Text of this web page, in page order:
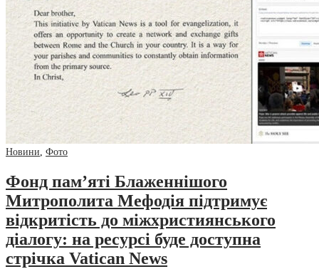
Новини, Фото
Фонд пам’яті Блаженнішого
Митрополита Мефодія підтримує
відкритість до міжхристиянського
діалогу: на ресурсі буде доступна
стрічка Vatican News